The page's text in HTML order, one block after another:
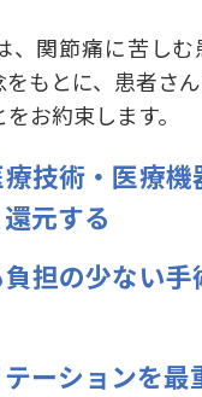
、関節痛に苦し
もとに、患者さ
お約束します。
技術・医療機
元する
担の少ない手
ーションを最